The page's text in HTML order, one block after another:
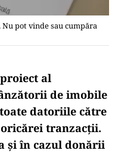
pot vinde sau cumpăra
al
de imobile
datoriile către
tranzacții.
și în cazul donării